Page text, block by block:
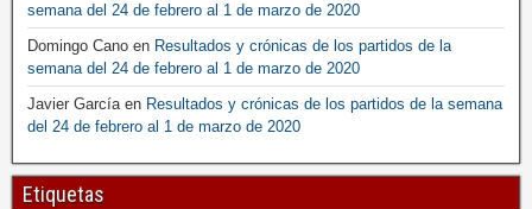
semana del 24 de febrero al 1 de marzo de 2020
Domingo Cano en Resultados y crónicas de los partidos de la
semana del 24 de febrero al 1 de marzo de 2020
Javier Garcíaen Resultados y crónicas de los partidos de la semana
del 24 de febrero al 1 de marzo de 2020
Etiquetas